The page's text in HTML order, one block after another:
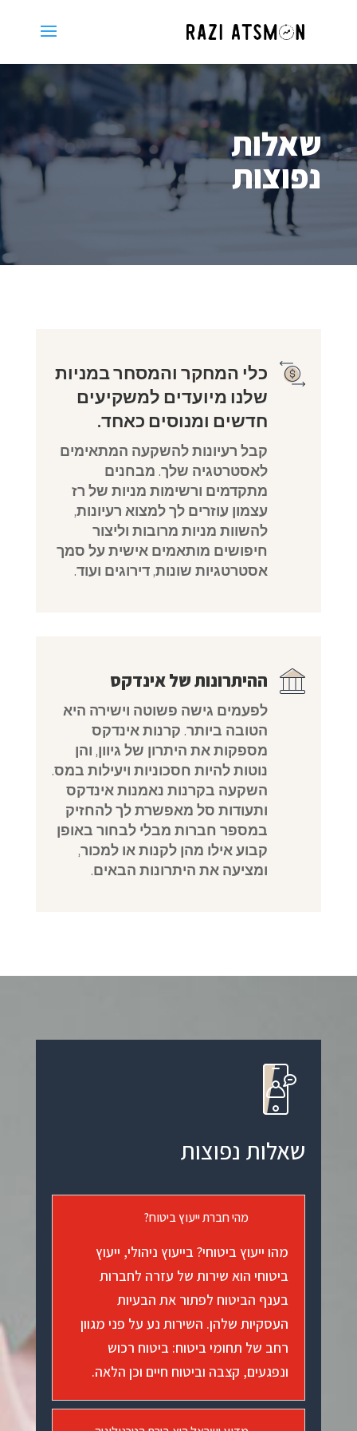
שאלות
נפוצות
כלי המחקר והמסחר במניות
שלנו מיועדים למשקיעים
חדשים ומנוסים כאחד.
קבל רעיונות להשקעה המתאימים
לאסטרטגיה שלך. מבחנים
מתקדמים ורשימות מניות של רז
עצמון עוזרים לך למצוא רעיונות,
להשוות מניות מרובות וליצור
חיפושים מותאמים אישית על סמך
אסטרטגיות שונות, דירוגים ועוד.
ההיתרונות של אינדקס
לפעמים גישה פשוטה וישירה היא
הטובה ביותר. קרנות אינדקס
מספקות את היתרון של גיוון, והן
נוטות להיות חסכוניות ויעילות במס.
השקעה בקרנות נאמנות אינדקס
ותעודות סל מאפשרת לך להחזיק
במספר חברות מבלי לבחור באופן
קבוע אילו מהן לקנות או למכור,
ומציעה את היתרונות הבאים.
שאלות נפוצות
מהי חברת ייעוץ ביטוח?
מהו ייעוץ ביטוחי? בייעוץ ניהולי, ייעוץ
ביטוחי הוא שירות של עזרה לחברות
בענף הביטוח לפתור את הבעיות
העסקיות שלהן. השירות נע על פני מגוון
רחב של תחומי ביטוח: ביטוח רכוש
ונפגעים, קצבה וביטוח חיים וכן הלאה.